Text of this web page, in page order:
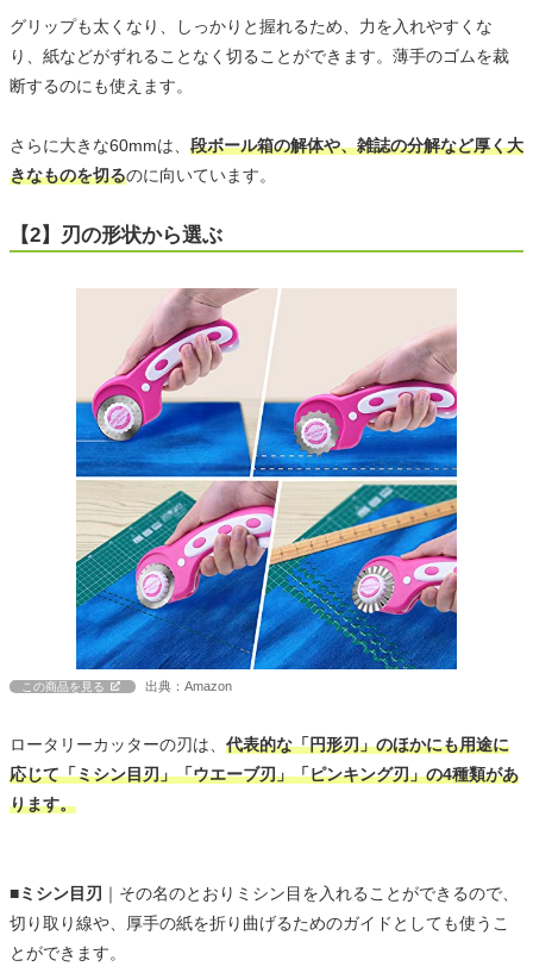
グリップも太くなり、しっかりと握れるため、力を入れやすくな
り、紙などがずれることなく切ることができます。薄手のゴムを裁
断するのにも使えます。
さらに大きな60mmは、 段ボール箱の解体や、雑誌の分解など厚く大
きなものを切るのに向いています。
【2】刃の形状から選ぶ
この商品を見る 出典：Amazon
ロータリーカッターの刃は、 代表的な「円形刃」のほかにも用途に
応じて「ミシン目刃」「ウエーブ刃」「ピンキング刃」の4種類があ
ります。
■ミシン目刃 ｜その名のとおりミシン目を入れることができるので、
切り取り線や、厚手の紙を折り曲げるためのガイドとしても使うこ
とができます。